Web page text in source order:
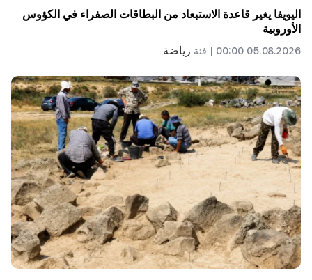
اليويفا يغير قاعدة الاستبعاد من البطاقات الصفراء في الكؤوس
الأوروبية
05.08.2026 00:00 | فئة رياضة